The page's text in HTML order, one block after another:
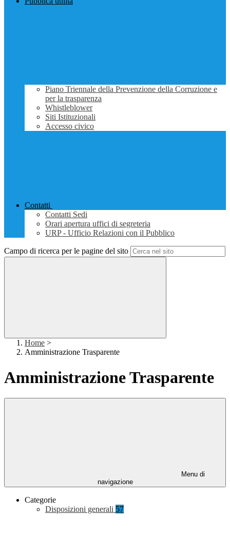
Piano Triennale della Prevenzione della Corruzione e
per la trasparenza
Whistleblower
Siti Istituzionali
Accesso civico
Contatti
Contatti Sedi
Orari apertura uffici di segreteria
URP - Ufficio Relazioni con il Pubblico
Campo di ricerca per le pagine del sito
Home >
Amministrazione Trasparente
Amministrazione Trasparente
Menu di
navigazione
Categorie
Disposizioni generali 57